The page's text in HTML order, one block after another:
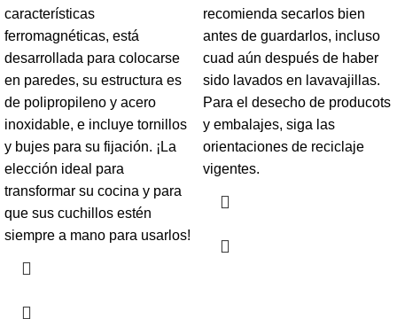
características
ferromagnéticas, está
desarrollada para colocarse
en paredes, su estructura es
de polipropileno y acero
inoxidable, e incluye tornillos
y bujes para su fijación. ¡La
elección ideal para
transformar su cocina y para
que sus cuchillos estén
siempre a mano para usarlos!
recomienda secarlos bien
antes de guardarlos, incluso
cuad aún después de haber
sido lavados en lavavajillas.
Para el desecho de producots
y embalajes, siga las
orientaciones de reciclaje
vigentes.